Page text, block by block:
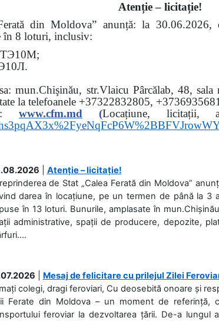
Atenție – licitație!
din Moldova” anunță: la 30.06.2026,
în 8 loturi, inclusiv:
ТЭ10М;
10Л.
mun.Chişinău, str.Vlaicu Pârcălab, 48, sala
la telefoanele +37322832805,
www.cfm.md (Locațiune,
Atenție – licitație!
de Stat „Calea Ferată din Moldova”
darea în locațiune, pe un termen de până la 3
în 13 loturi. Bunurile, amplasate în
administrative, spații de producere, depozite,
Mesaj de felicitare cu prilejul Zilei
colegi, dragi feroviari, Cu deosebită onoare și
Ferate din Moldova – un moment de referință,
feroviar la dezvoltarea țării. De-a